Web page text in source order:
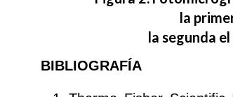
la
la segunda
BIBLIOGRAFÍA